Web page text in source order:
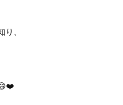
、